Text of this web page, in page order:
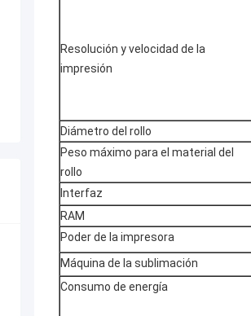
Resolución y velocidad de la
impresión
Diámetro del rollo
Peso máximo para el material del
rollo
Interfaz
RAM
Poder de la impresora
Máquina de la sublimación
Consumo de energía